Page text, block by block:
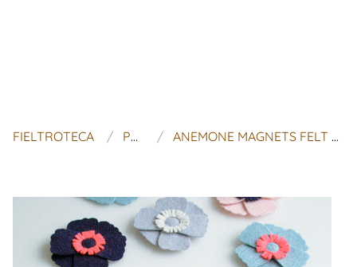
FIELTROTECA PURL SOHO ANEMONE MAGNETS FELT PATTERN - PATRÓN FLOR DE FIELTRO